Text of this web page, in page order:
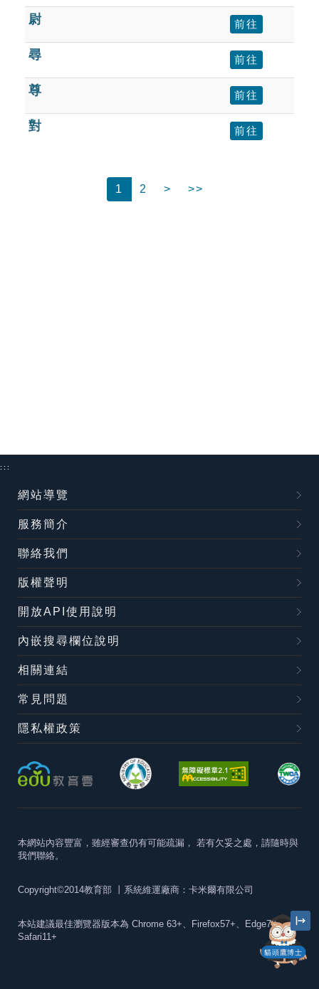
尉 前往
尋 前往
尊 前往
對 前往
1 2 > >>
貓頭鷹博士
:::
網站導覽
服務簡介
聯絡我們
版權聲明
開放API使用說明
內嵌搜尋欄位說明
相關連結
常見問題
隱私權政策
本網站內容豐富，雖經審查仍有可能疏漏， 若有欠妥之處，請隨時與
我們聯絡。
Copyright©2014教育部 丨系統維運廠商：卡米爾有限公司
本站建議最佳瀏覽器版本為 Chrome 63+、Firefox57+、Edge79+及
Safari11+